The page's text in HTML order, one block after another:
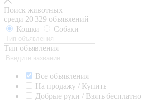
Поиск животных
среди 20 329 объявлений
Кошки
Собаки
Тип объявления
Все объявления
На продажу / Купить
Добрые руки / Взять бесплатно